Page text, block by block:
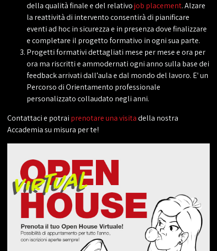
della qualità finale e del relativojob placement. Alzare
la reattività di intervento consentirà di pianificare
eventi ad hoc in sicurezza e in presenza dove finalizzare
e completare il progetto formativo in ogni sua parte.
Progetti formativi dettagliati mese per mese e ora per
ora ma riscritti e ammodernati ogni anno sulla base dei
feedback arrivati dall’aula e dal mondo del lavoro. E' un
Percorso di Orientamento professionale
personalizzato collaudato negli anni.
Contattaci e potrai prenotare una visitadella nostra
Accademia su misura per te!